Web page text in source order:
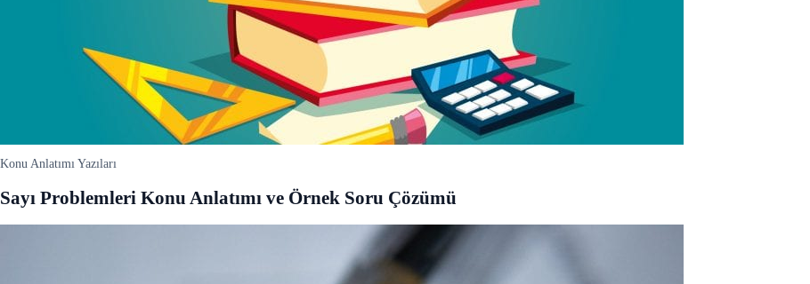
Konu Anlatımı Yazıları
Sayı Problemleri Konu Anlatımı ve Örnek Soru Çözümü